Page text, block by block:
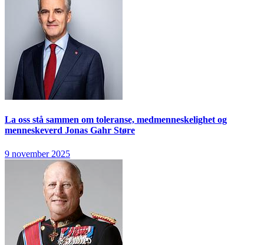
La oss stå sammen om toleranse, medmenneskelighet og
menneskeverd Jonas Gahr Støre
9 november 2025